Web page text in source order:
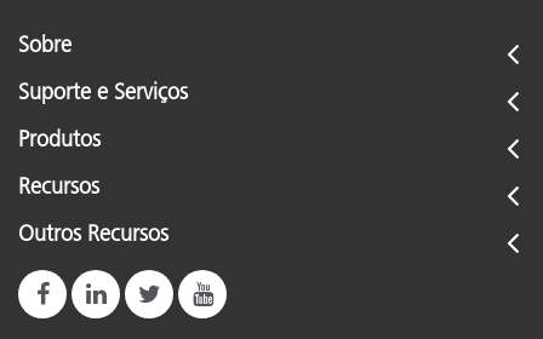
Sobre
Suporte e Serviços
Produtos
Recursos
Outros Recursos